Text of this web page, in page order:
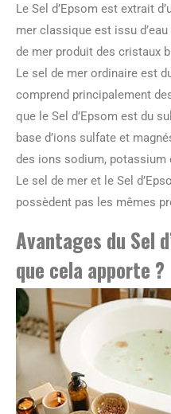
Le Sel d’Epsom est extrait
mer classique est issu d’eau
de mer produit des cristaux
Le sel de mer ordinaire est
comprend principalement
que le Sel d’Epsom est du
base d’ions sulfate et
des ions sodium, potassium
Le sel de mer et le Sel
possèdent pas les mêmes
Avantages du Sel
que cela apporte ?